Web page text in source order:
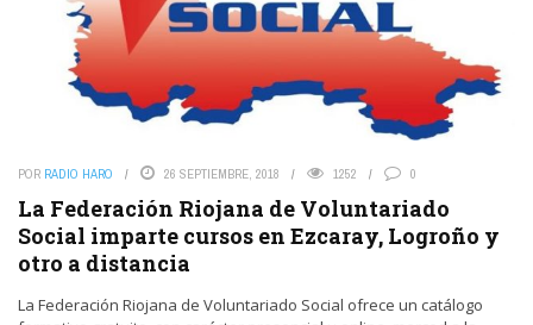
POR RADIO HARO 26 SEPTIEMBRE, 2018 1252 0
La Federación Riojana de Voluntariado
Social imparte cursos en Ezcaray, Logroño y
otro a distancia
La Federación Riojana de Voluntariado Social ofrece un catálogo